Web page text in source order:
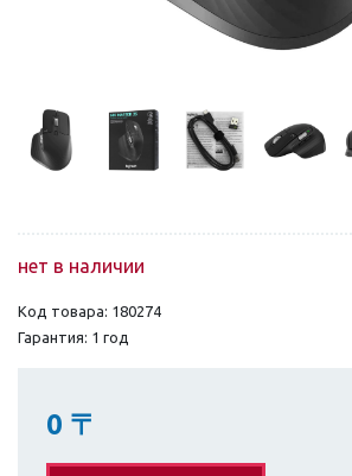
нет в наличии
Код товара: 180274
Гарантия: 1 год
0 〒